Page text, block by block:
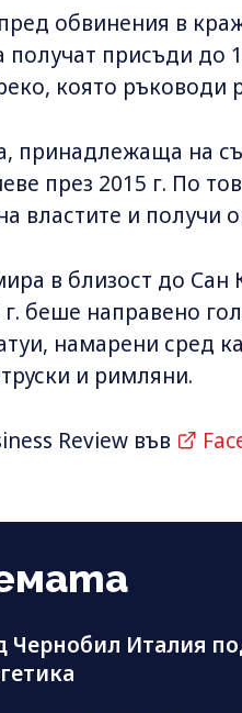
обвинения в
получат присъди до
която ръководи
принадлежаща на
през 2015 г. По
властите и получи
в близост до
г. беше направено
намарени сред
и римляни.
Review във
Чернобил Италия